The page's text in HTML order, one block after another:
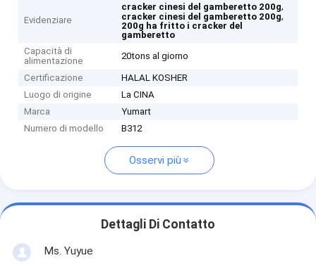
Evidenziare
cracker cinesi del gamberetto 200g,
cracker cinesi del gamberetto 200g,
200g ha fritto i cracker del
gamberetto
Capacità di
alimentazione
20tons al giorno
Certificazione
HALAL KOSHER
Luogo di origine
La CINA
Marca
Yumart
Numero di modello
B312
Osservi più
Dettagli Di Contatto
Ms. Yuyue